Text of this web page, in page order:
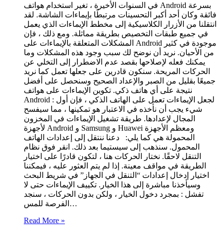
في السنوات الأخيرة ، تغير استخدام هواتف Android بسرعة
فائقة وكان أحد أكبر التحسينات مرتبطًا بإيماءات الشاشة. لقد
انتقلنا من الأزرار الكلاسيكية إلى مخطط الإيماءات الذي يعمل
في جميع طبقات التخصيص بطريقة مماثلة. ومع ذلك ، فإن
المشكلات المتعلقة بالإيماءات على Android موجودة في كثير
من الأحيان. نريد أن نوضح لك سبب وجود هذه المشكلات وما
يمكنك فعله لإصلاحها بقصد عدم الاضطرار إلى التخلي عن
الحركات المريحة. سنكون قادرين على جعلها تعمل كما نريد
جميعًا بقليل من الصبر والإعداد الصحيح وسنحصل على أفضل
نتيجة على أي هاتف ذكي. تكوين الإيماءات على هواتف
Android : لجعل الإيماءات تعمل على الهاتف الذكي ، فإن أول
شيء يجب أن نأخذه في الاعتبار هو تمكينها ، مما سيفسح
المجال لإعدادها. طريقة تشغيل الإيماءات في المخزون
لأجهزة Android و Samsung و Huawei ومعظم الأجهزة
المحمولة هي كما يلي: دعنا ننتقل إلى إعدادات الهاتف
المحمول. سنذهب إلى سيستيما بعد ذلك. انقر فوق نظام
التنقل لاحقًا. نختار الحركات هنا ، لتكون قادرًا على اختيار
الطريقة في مواقف معينة. إذا لم يتم العثور عليه ، فيمكننا
اختيار إدخال إعدادات “التنقل في الجهاز” في شريط البحث
وسيأخذنا مباشرة إلى هذا الخيار. تكييف الإيماءات حتى لا
تفشل : بمجرد دخول الخيار ، ولكن بدون الحركات ، سنجد
الفرصة للمس…
Read More »